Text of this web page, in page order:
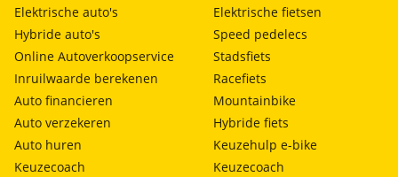
Elektrische auto's
Hybride auto's
Online Autoverkoopservice
Inruilwaarde berekenen
Auto financieren
Auto verzekeren
Auto huren
Keuzecoach
Elektrische fietsen
Speed pedelecs
Stadsfiets
Racefiets
Mountainbike
Hybride fiets
Keuzehulp e-bike
Keuzecoach